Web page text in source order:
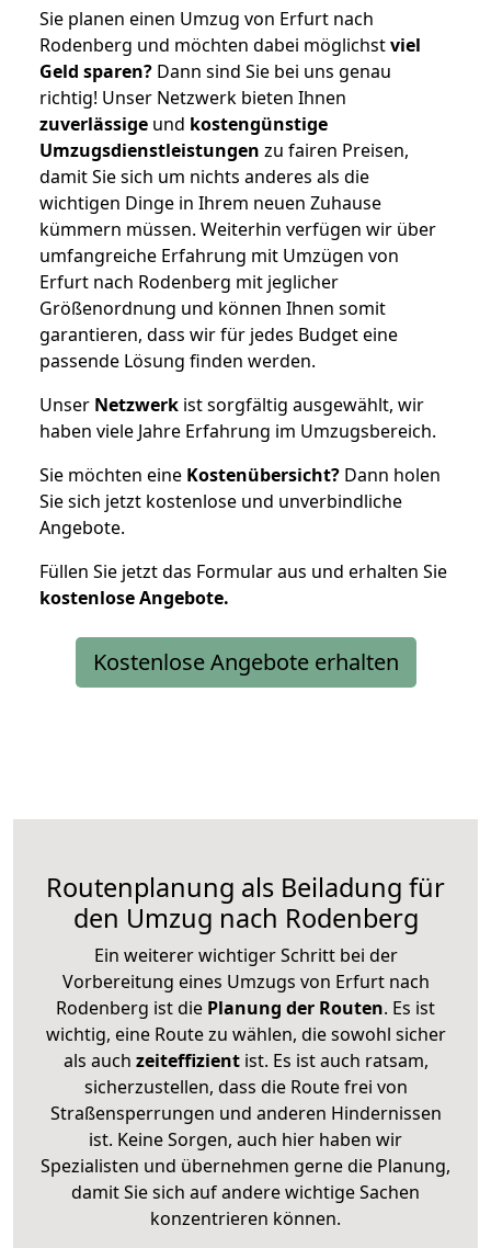
Sie planen einen Umzug von Erfurt nach
Rodenberg und möchten dabei möglichstviel
Geld sparen? Dann sind Sie bei uns genau
richtig! Unser Netzwerk bieten Ihnen
zuverlässige und kostengünstige
Umzugsdienstleistungen zu fairen Preisen,
damit Sie sich um nichts anderes als die
wichtigen Dinge in Ihrem neuen Zuhause
kümmern müssen. Weiterhin verfügen wir über
umfangreiche Erfahrung mit Umzügen von
Erfurt nach Rodenberg mit jeglicher
Größenordnung und können Ihnen somit
garantieren, dass wir für jedes Budget eine
passende Lösung finden werden.
Unser Netzwerk ist sorgfältig ausgewählt, wir
haben viele Jahre Erfahrung im Umzugsbereich.
Sie möchten eine Kostenübersicht? Dann holen
Sie sich jetzt kostenlose und unverbindliche
Angebote.
Füllen Sie jetzt das Formular aus und erhalten Sie
kostenloseAngebote.
Kostenlose Angebote erhalten
Routenplanung als Beiladung für
den Umzug nach Rodenberg
Ein weiterer wichtiger Schritt bei der
Vorbereitung eines Umzugs von Erfurt nach
Rodenberg ist die Planung der Routen. Es ist
wichtig, eine Route zu wählen, die sowohl sicher
als auch zeiteffizientist. Es ist auch ratsam,
sicherzustellen, dass die Route frei von
Straßensperrungen und anderen Hindernissen
ist. Keine Sorgen, auch hier haben wir
Spezialisten und übernehmen gerne die Planung,
damit Sie sich auf andere wichtige Sachen
konzentrieren können.